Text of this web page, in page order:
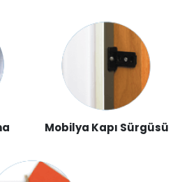
Mobilya Kapı Sürgüsü